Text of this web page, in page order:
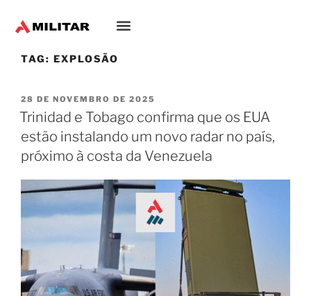
TAG: EXPLOSÃO
28 DE NOVEMBRO DE 2025
Trinidad e Tobago confirma que os EUA
estão instalando um novo radar no país,
próximo à costa da Venezuela